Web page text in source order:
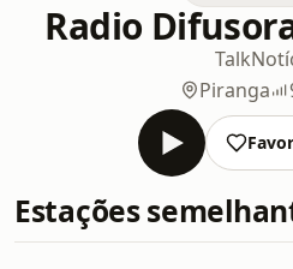
Radio
Talk
Piranga
Estações